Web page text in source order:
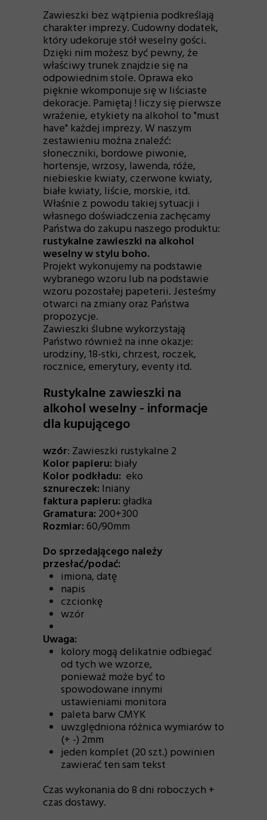
Zawieszki bez wątpienia podkreślają
charakter imprezy. Cudowny dodatek,
który udekoruje stół weselny gości.
Dzięki nim możesz być pewny, że
właściwy trunek znajdzie się na
odpowiednim stole. Oprawa eko
pięknie wkomponuje się w liściaste
dekoracje. Pamiętaj ! liczy się pierwsze
wrażenie, etykiety na alkohol to "must
have" każdej imprezy. W naszym
zestawieniu można znaleźć:
słoneczniki, bordowe piwonie,
hortensje, wrzosy, lawenda, róże,
niebieskie kwiaty, czerwone kwiaty,
białe kwiaty, liście, morskie, itd.
Właśnie z powodu takiej sytuacji i
własnego doświadczenia zachęcamy
Państwa do zakupu naszego produktu:
rustykalne zawieszki na alkohol
weselny w stylu boho.
Projekt wykonujemy na podstawie
wybranego wzoru lub na podstawie
wzoru pozostałej papeterii. Jesteśmy
otwarci na zmiany oraz Państwa
propozycje.
Zawieszki ślubne wykorzystają
Państwo również na inne okazje:
urodziny, 18-stki, chrzest, roczek,
rocznice, emerytury, eventy itd.
Rustykalne zawieszki na
alkohol weselny - informacje
dla kupującego
wzór: Zawieszki rustykalne 2
Kolor papieru: biały
Kolor podkładu: eko
sznureczek: lniany
faktura papieru:gładka
Gramatura: 200+300
Rozmiar:60/90mm
Do sprzedającego należy
przesłać/podać:
imiona, datę
napis
czcionkę
wzór
Uwaga:
kolory mogą delikatnie odbiegać
od tych we wzorze,
ponieważ może być to
spowodowane innymi
ustawieniami monitora
paleta barw CMYK
uwzględniona różnica wymiarów to
(+ -) 2mm
jeden komplet (20 szt.) powinien
zawierać ten sam tekst
Czas wykonania do 8 dni roboczych +
czas dostawy.